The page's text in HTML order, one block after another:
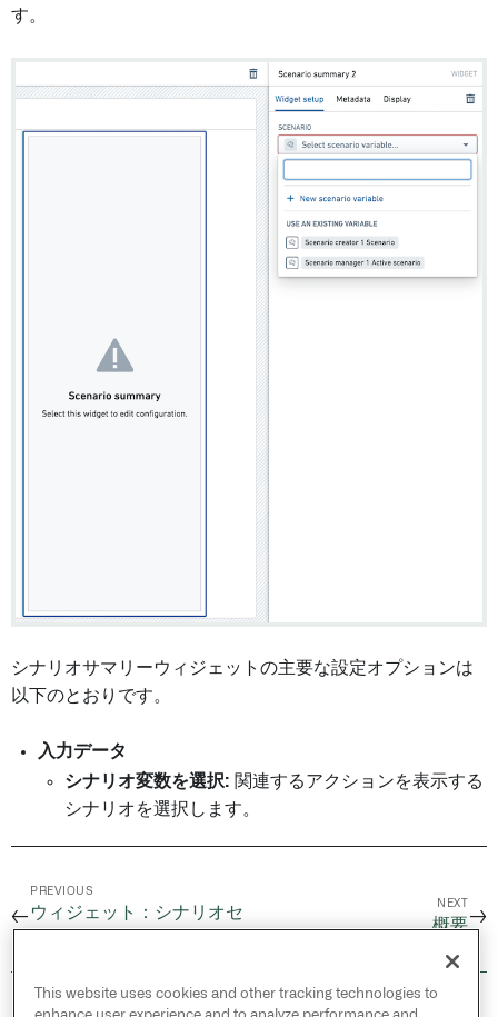
す。
シナリオサマリーウィジェットの主要な設定オプションは
以下のとおりです。
入力データ
シナリオ変数を選択: 関連するアクションを表示する
シナリオを選択します。
←
PREVIOUS
ウィジェット：シナリオセ
NEXT
概要→
© 2026 Palantir Technologies Inc. All rights
This website uses cookies and other tracking technologies to